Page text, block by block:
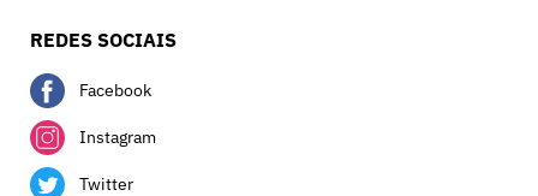
REDES SOCIAIS
Facebook
Instagram
Twitter